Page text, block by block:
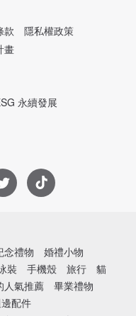
款
隱私權政策
畫
永續發展
念禮物
婚禮小物
裝 手機殼 旅行
貓
人氣推薦
畢業禮物
配件